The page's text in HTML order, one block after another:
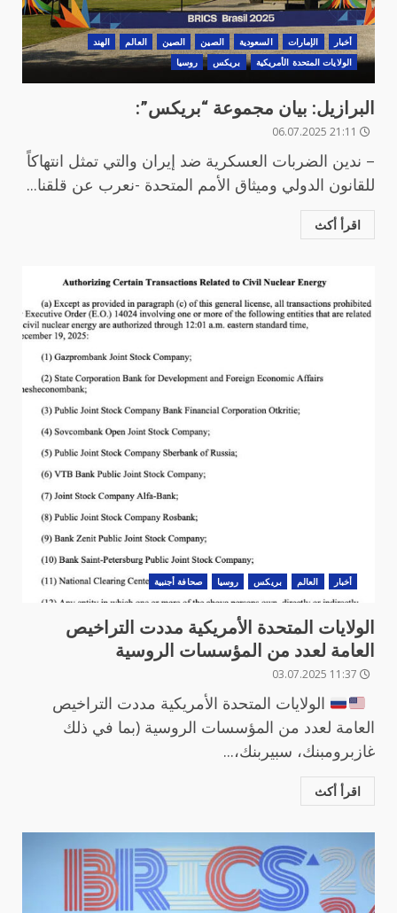
أخبار الإمارات السعودية الصين الصين العالم
الهند
الولايات المتحدة الأمريكية
بريكس روسيا
البرازيل: بيان مجموعة “بريكس”:
– ندين الضربات العسكرية ضد إيران والتي تمثل انتهاكاً
للقانون الدولي وميثاق الأمم المتحدة -نعرب عن قلقنا...
اقرأ أكث
أخبار العالم بريكس روسيا صحافة أجنبية
الولايات المتحدة الأمريكية مددت التراخيص
العامة لعدد من المؤسسات الروسية
الولايات المتحدة الأمريكية مددت التراخيص
العامة لعدد من المؤسسات الروسية (بما في ذلك
غازبرومبنك، سبيربنك،...
اقرأ أكث